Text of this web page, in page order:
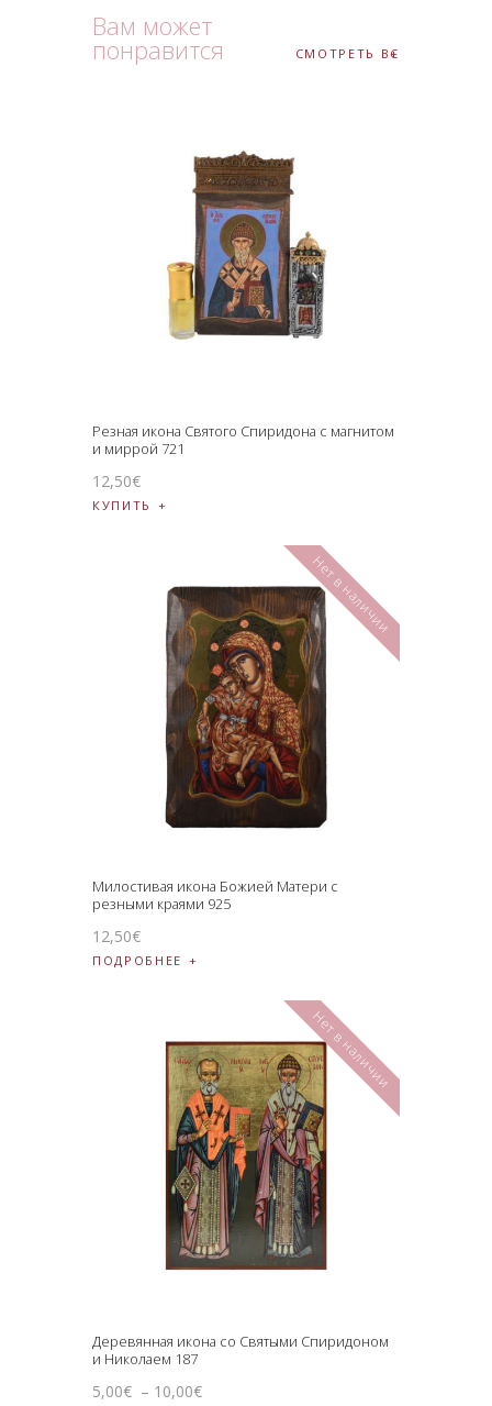
Вам может
понравится СМОТРЕТЬ ВСЕ
Резная икона Святого Спиридона с магнитом
и миррой 721
12,50€
КУПИТЬ
Нет в наличии
Милостивая икона Божией Матери с
резными краями 925
12,50€
ПОДРОБНЕЕ
Нет в наличии
Деревянная икона со Святыми Спиридоном
и Николаем 187
5,00€ – 10,00€